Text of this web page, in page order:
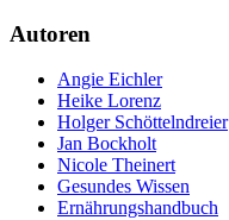
Autoren
Angie Eichler
Heike Lorenz
Holger Schöttelndreier
Jan Bockholt
Nicole Theinert
Gesundes Wissen
Ernährungshandbuch